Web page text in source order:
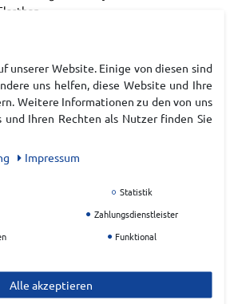
unserer Website. Einige von diesen sind
uns helfen, diese Website und Ihre
Weitere Informationen zu den von uns
und Ihren Rechten als Nutzer finden Sie
Impressum
Statistik
Zahlungsdienstleister
Funktional
Alle akzeptieren